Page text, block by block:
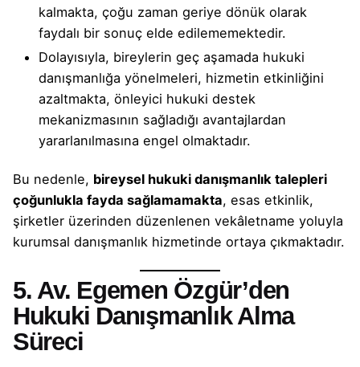
kalmakta, çoğu zaman geriye dönük olarak
faydalı bir sonuç elde edilememektedir.
Dolayısıyla, bireylerin geç aşamada hukuki
danışmanlığa yönelmeleri, hizmetin etkinliğini
azaltmakta, önleyici hukuki destek
mekanizmasının sağladığı avantajlardan
yararlanılmasına engel olmaktadır.
Bu nedenle, bireysel hukuki danışmanlık talepleri
çoğunlukla fayda sağlamamakta, esas etkinlik,
şirketler üzerinden düzenlenen vekâletname yoluyla
kurumsal danışmanlık hizmetinde ortaya çıkmaktadır.
5. Av. Egemen Özgür’den
Hukuki Danışmanlık Alma
Süreci